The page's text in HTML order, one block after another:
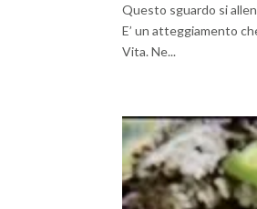
Questo sguardo si
E’ un atteggiamento
Vita. Ne...